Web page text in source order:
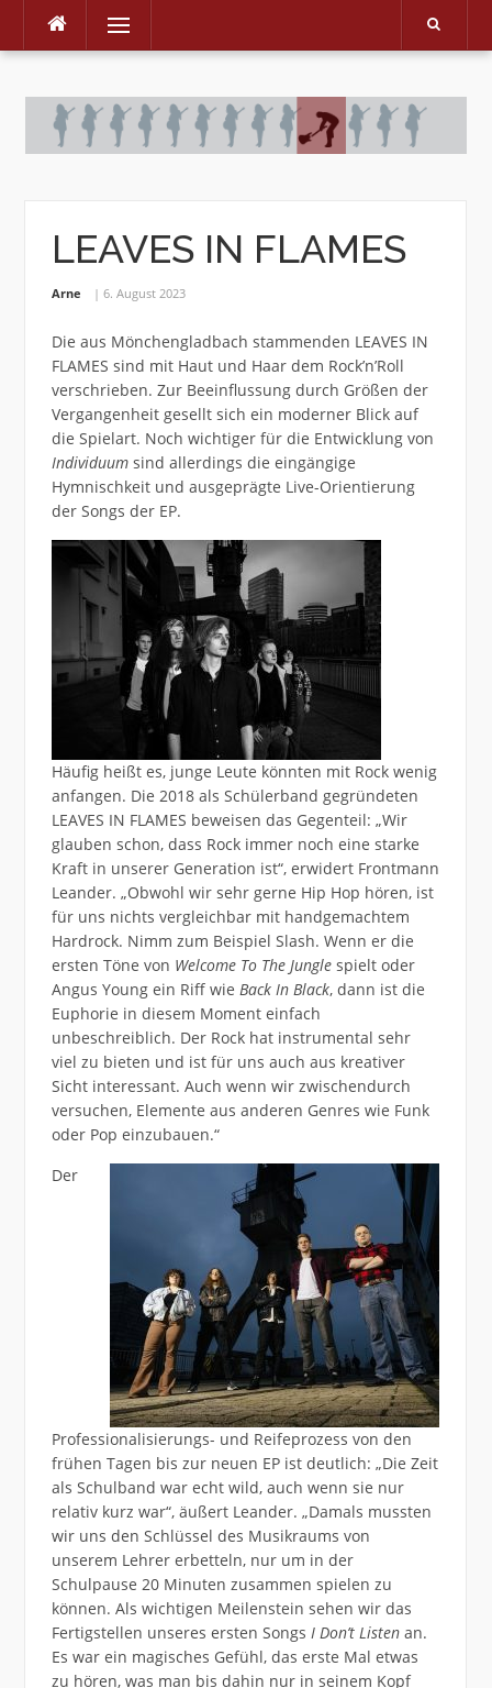
Skip
Menu
LEAVES IN FLAMES
Arne 6. August 2023
Die aus Mönchengladbach stammenden LEAVES IN
FLAMES sind mit Haut und Haar dem Rock’n’Roll
verschrieben. Zur Beeinflussung durch Größen der
Vergangenheit gesellt sich ein moderner Blick auf
die Spielart. Noch wichtiger für die Entwicklung von
Individuumsind allerdings die eingängige
Hymnischkeit und ausgeprägte Live-Orientierung
der Songs der EP.
Häufig heißt es, junge Leute könnten mit Rock wenig
anfangen. Die 2018 als Schülerband gegründeten
LEAVES IN FLAMES beweisen das Gegenteil: „Wir
glauben schon, dass Rock immer noch eine starke
Kraft in unserer Generation ist“, erwidert Frontmann
Leander. „Obwohl wir sehr gerne Hip Hop hören, ist
für uns nichts vergleichbar mit handgemachtem
Hardrock. Nimm zum Beispiel Slash. Wenn er die
ersten Töne von Welcome To The Junglespielt oder
Angus Young ein Riff wie Back In Black, dann ist die
Euphorie in diesem Moment einfach
unbeschreiblich. Der Rock hat instrumental sehr
viel zu bieten und ist für uns auch aus kreativer
Sicht interessant. Auch wenn wir zwischendurch
versuchen, Elemente aus anderen Genres wie Funk
oder Pop einzubauen.“
Der
Professionalisierungs- und Reifeprozess von den
frühen Tagen bis zur neuen EP ist deutlich: „Die Zeit
als Schulband war echt wild, auch wenn sie nur
relativ kurz war“, äußert Leander. „Damals mussten
wir uns den Schlüssel des Musikraums von
unserem Lehrer erbetteln, nur um in der
Schulpause 20 Minuten zusammen spielen zu
können. Als wichtigen Meilenstein sehen wir das
Fertigstellen unseres ersten Songs I Don’t Listen an.
Es war ein magisches Gefühl, das erste Mal etwas
zu hören, was man bis dahin nur in seinem Kopf